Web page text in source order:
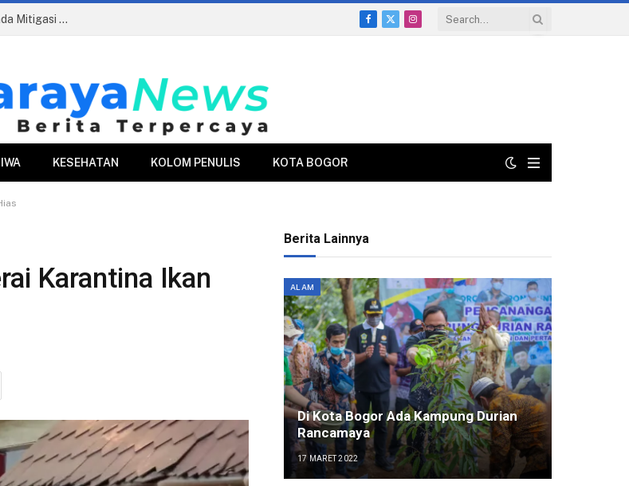
Edukasi Antikorupsi di Perumda Tirta Pakuan, Fokus pada Mitigasi Risiko dan AGHT
Facebook
X
Instagram
KESEHATAN KOLOM PENULIS KOTA BOGOR
Karantina Ikan
Berita Lainnya
ALAM
Di Kota Bogor Ada Kampung Durian
Rancamaya
17 MARET 2022